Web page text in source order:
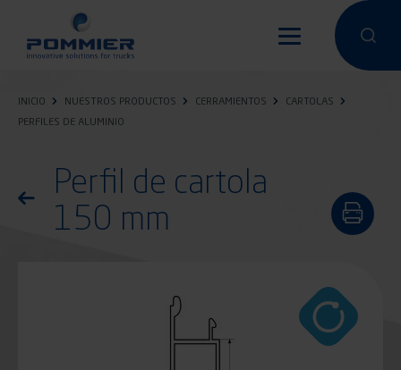
contenido
Hacer una
INICIO NUESTROS PRODUCTOS CERRAMIENTOS
CARTOLAS
PERFILES DE ALUMINIO
Volver a la lista de productos
Perfil de cartola
150 mm